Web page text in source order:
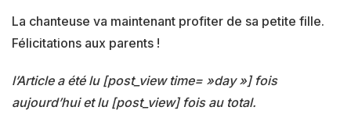
La chanteuse va maintenant profiter de sa petite fille.
Félicitations aux parents !
l’Article a été lu [post_view time= »day »] fois
aujourd’hui et lu [post_view] fois au total.